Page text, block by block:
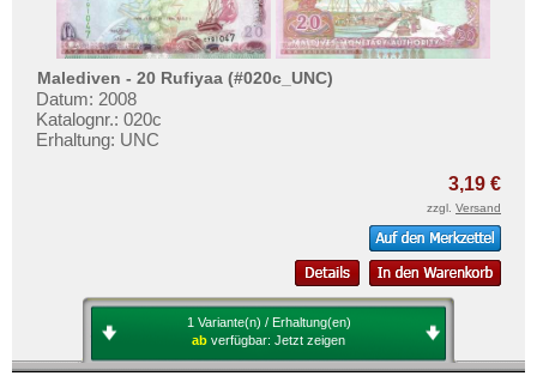
Malediven - 20 Rufiyaa (#020c_UNC)
Datum: 2008
Katalognr.: 020c
Erhaltung: UNC
3,19 €
zzgl. Versand
1 Variante(n) / Erhaltung(en)
ab verfügbar: Jetzt zeigen